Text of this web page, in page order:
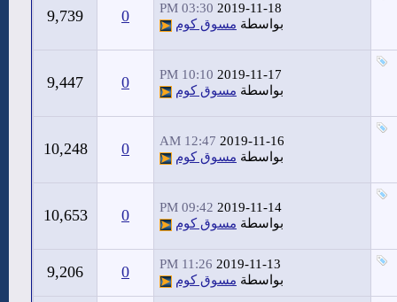
2019-11-18
03:30 PM
بواسطة مسوق كوم 0
9,739
2019-11-17
10:10 PM
بواسطة مسوق كوم 0
9,447
2019-11-16
12:47 AM
بواسطة مسوق كوم 0
10,248
2019-11-14
09:42 PM
بواسطة مسوق كوم 0
10,653
2019-11-13
11:26 PM
بواسطة مسوق كوم 0
9,206